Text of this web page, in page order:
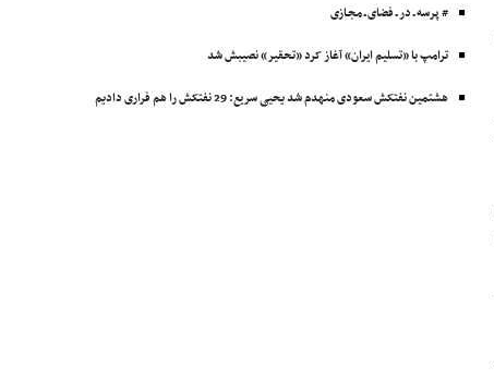
# پرسه ـ در ـ فضای ـ مجـازی
ترامپ با «تسلیم ایران» آغاز کرد «تحقیر» نصیبش شد
هشتمین نفتکش ‌سعودی منهدم شد یحیی سریع: 29 نفتکش را هم فراری دادیم